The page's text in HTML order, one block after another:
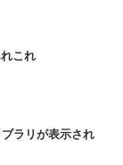
これ
ラリが表示され